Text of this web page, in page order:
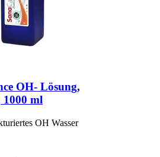
OH-​ Lösung,
1000 ml
OH Wasser